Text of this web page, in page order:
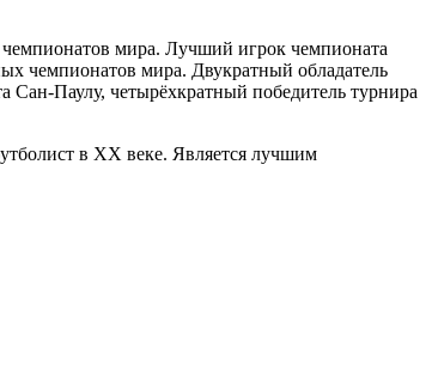
мира. Лучший игрок чемпионата
чемпионатов мира. Двукратный обладатель
Паулу, четырёхкратный победитель турнира
в XX веке. Является лучшим